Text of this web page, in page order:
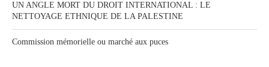
UN ANGLE MORT DU DROIT INTERNATIONAL : LE
NETTOYAGE ETHNIQUE DE LA PALESTINE
Commission mémorielle ou marché aux puces